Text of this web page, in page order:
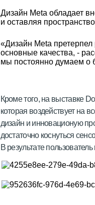
Дизайн Meta обладает
и оставляя
«Дизайн Meta
основные качества, -
мы постоянно думаем о
Кроме того, на выставке
которая воздействует на
дизайн и инновационую
достаточно коснуться
В результате